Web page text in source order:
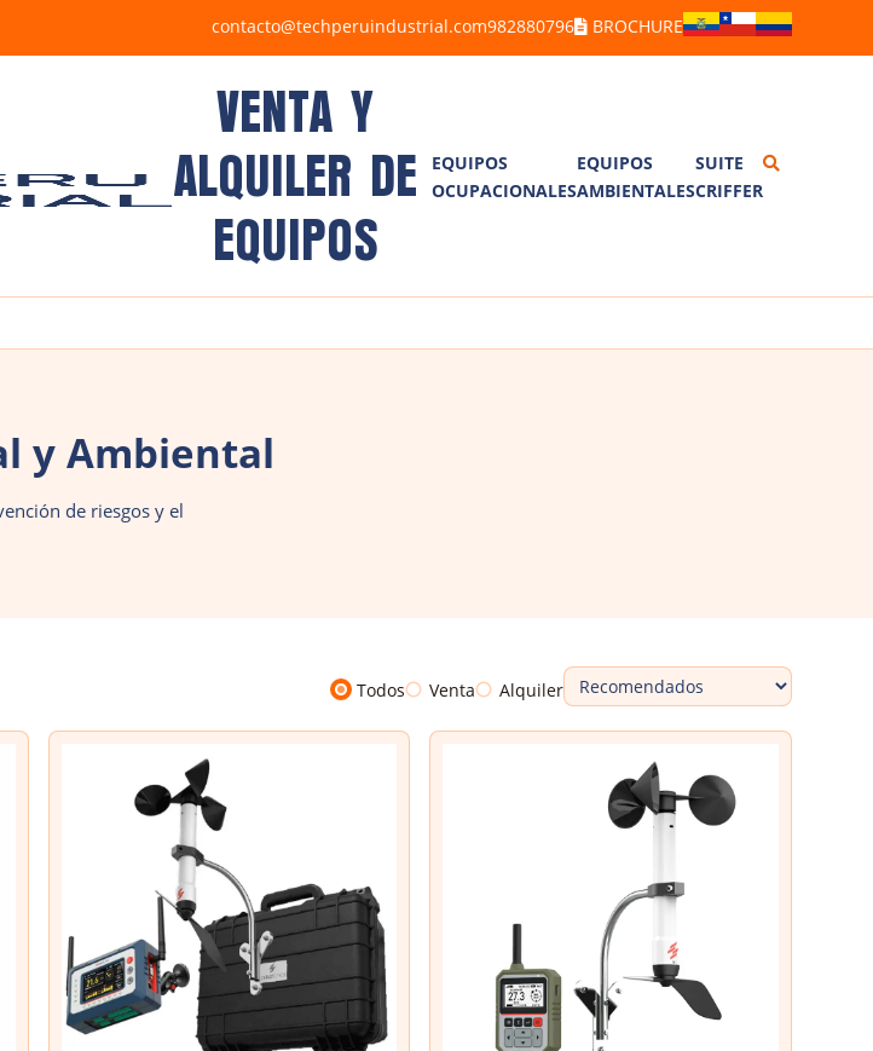
contacto@techperuindustrial.com982880796 BROCHURE
VENTA Y
ALQUILER DE
EQUIPOS
EQUIPOS
OCUPACIONALES
DETECTORES DE GASES
LUXÓMETROS
EQUIPOS
AMBIENTALES
TREN DE MUESTREO
ESTACIÓN METEOROLÓGICA
SUITE
CRIFFER
y Ambiental
de riesgos y el
Todos Venta Alquiler